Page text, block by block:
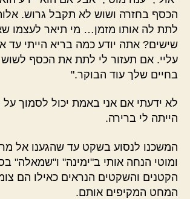
הכסף בחזרה ושוש לא תקבל גרוש.
לתת לה אותו מזמן… מי תיאר לעצמו
שישים? אתה יודע כמה בריא הייתי עד
עליי. אם תעזור לי לתת את הכסף
בחיים שלך עוד הבוקר."
לא ידעתי אם אני באמת יכול לסמוך
הייתה לי ברירה.
המשכנו לנסוע בשקט עד שהגענו אל
ומוטי הנחה אותי ב"ימינה" ו"שמאלה"
הקטנים והשקטים הנראים כאילו הם
המחט המקיפים אותם.